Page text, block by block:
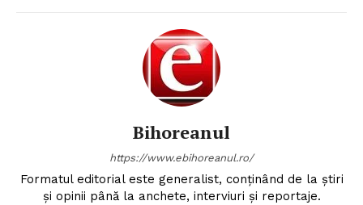
Bihoreanul
https://www.ebihoreanul.ro/
Formatul editorial este generalist, conţinând de la ştiri
şi opinii până la anchete, interviuri şi reportaje.